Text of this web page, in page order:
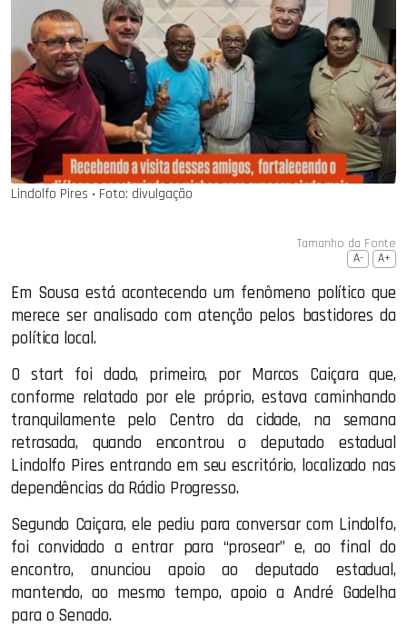
Lindolfo Pires ‧ Foto: divulgação
Tamanho da Fonte
A- A+
Em Sousa está acontecendo um fenômeno político que
merece ser analisado com atenção pelos bastidores da
política local.
O start foi dado, primeiro, por Marcos Caiçara que,
conforme relatado por ele próprio, estava caminhando
tranquilamente pelo Centro da cidade, na semana
retrasada, quando encontrou o deputado estadual
Lindolfo Pires entrando em seu escritório, localizado nas
dependências da Rádio Progresso.
Segundo Caiçara, ele pediu para conversar com Lindolfo,
foi convidado a entrar para “prosear” e, ao final do
encontro, anunciou apoio ao deputado estadual,
mantendo, ao mesmo tempo, apoio a André Gadelha
para o Senado.